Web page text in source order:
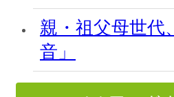
親・祖父母世代
音」